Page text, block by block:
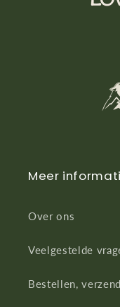
Meer
Over ons
Veelgestelde
Bestellen,